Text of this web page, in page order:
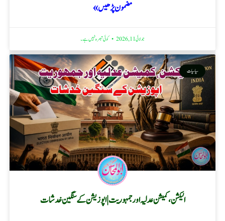
مضمون پڑھیں »
جولائی 11, 2026 کوئی تبصرہ نہیں ہے۔
سیاسیات
الیکشن، کمیشن عدلیہ اور جمہوریت | اپوزیشن کے سنگین خدشات